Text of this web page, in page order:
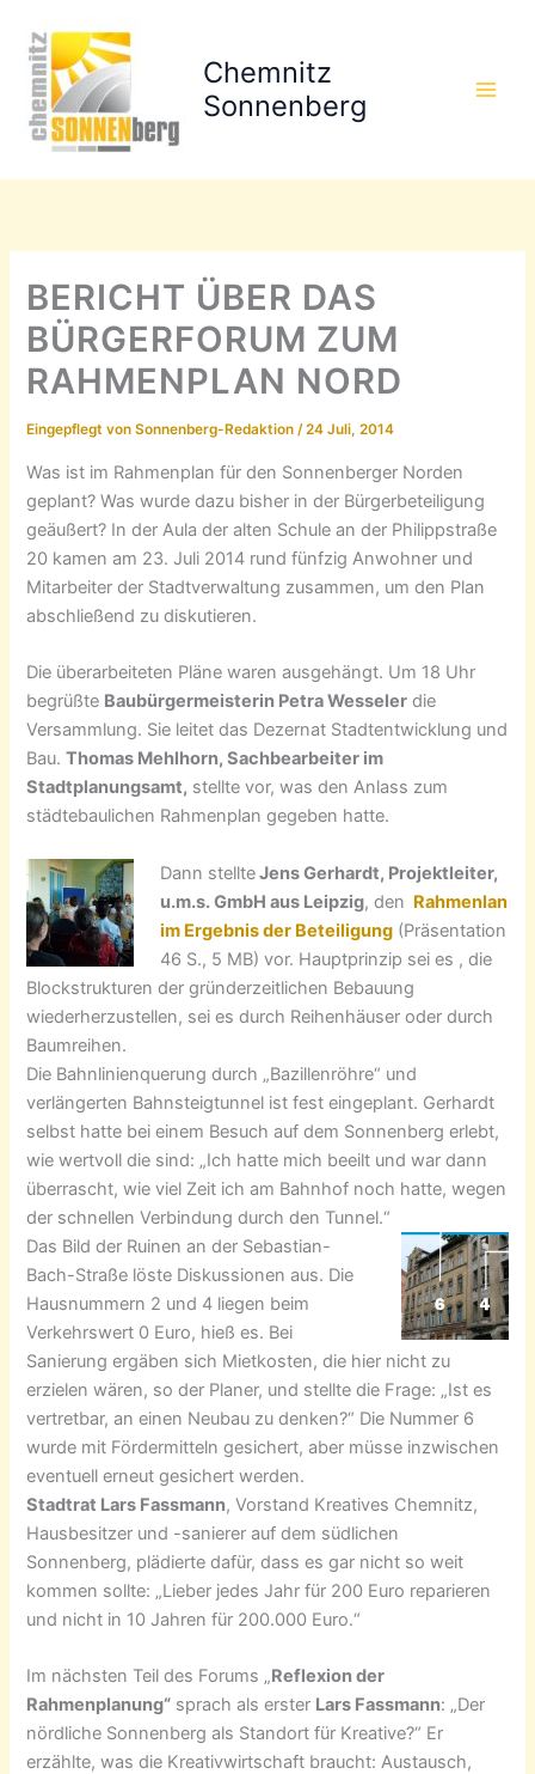
Inhalt
springen
Chemnitz
Sonnenberg
BERICHT ÜBER DAS
BÜRGERFORUM ZUM
RAHMENPLAN NORD
Eingepflegt von Sonnenberg-Redaktion/24 Juli, 2014
Was ist im Rahmenplan für den Sonnenberger Norden
geplant? Was wurde dazu bisher in der Bürgerbeteiligung
geäußert? In der Aula der alten Schule an der Philippstraße
20 kamen am 23. Juli 2014 rund fünfzig Anwohner und
Mitarbeiter der Stadtverwaltung zusammen, um den Plan
abschließend zu diskutieren.
Die überarbeiteten Pläne waren ausgehängt. Um 18 Uhr
begrüßte Baubürgermeisterin Petra Wesseler die
Versammlung. Sie leitet das Dezernat Stadtentwicklung und
Bau.Thomas Mehlhorn, Sachbearbeiter im
Stadtplanungsamt, stellte vor, was den Anlass zum
städtebaulichen Rahmenplan gegeben hatte.
Dann stellteJens Gerhardt, Projektleiter,
u.m.s. GmbH aus Leipzig, den Rahmenlan
im Ergebnis der Beteiligung (Präsentation
46 S., 5 MB) vor. Hauptprinzip sei es , die
Blockstrukturen der gründerzeitlichen Bebauung
wiederherzustellen, sei es durch Reihenhäuser oder durch
Baumreihen.
Die Bahnlinienquerung durch „Bazillenröhre“ und
verlängerten Bahnsteigtunnel ist fest eingeplant. Gerhardt
selbst hatte bei einem Besuch auf dem Sonnenberg erlebt,
wie wertvoll die sind: „Ich hatte mich beeilt und war dann
überrascht, wie viel Zeit ich am Bahnhof noch hatte, wegen
der schnellen Verbindung durch den Tunnel.“
Das Bild der Ruinen an der Sebastian-
Bach-Straße löste Diskussionen aus. Die
Hausnummern 2 und 4 liegen beim
Verkehrswert 0 Euro, hieß es. Bei
Sanierung ergäben sich Mietkosten, die hier nicht zu
erzielen wären, so der Planer, und stellte die Frage: „Ist es
vertretbar, an einen Neubau zu denken?“ Die Nummer 6
wurde mit Fördermitteln gesichert, aber müsse inzwischen
eventuell erneut gesichert werden.
Stadtrat Lars Fassmann, Vorstand Kreatives Chemnitz,
Hausbesitzer und -sanierer auf dem südlichen
Sonnenberg, plädierte dafür, dass es gar nicht so weit
kommen sollte: „Lieber jedes Jahr für 200 Euro reparieren
und nicht in 10 Jahren für 200.000 Euro.“
Im nächsten Teil des Forums „Reflexion der
Rahmenplanung“ sprach als erster Lars Fassmann: „Der
nördliche Sonnenberg als Standort für Kreative?“ Er
erzählte, was die Kreativwirtschaft braucht: Austausch,